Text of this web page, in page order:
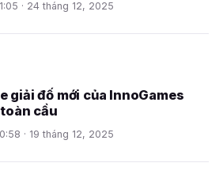
· 24 tháng 12, 2025
giải đố mới của InnoGames
cầu
· 19 tháng 12, 2025